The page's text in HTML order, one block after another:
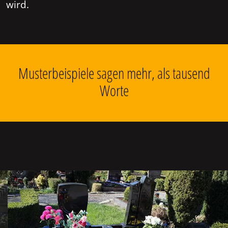
wird.
Musterbeispiele sagen mehr, als tausend
Worte